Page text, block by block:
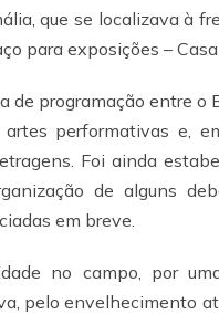
que se localizava à
para exposições –
de programação entre o
performativas e,
Foi ainda
de alguns
em breve.
no campo, por
pelo envelhecimento